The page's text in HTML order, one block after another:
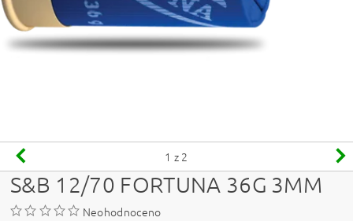
1 z 2
S&B 12/70 FORTUNA 36G 3MM
Neohodnoceno